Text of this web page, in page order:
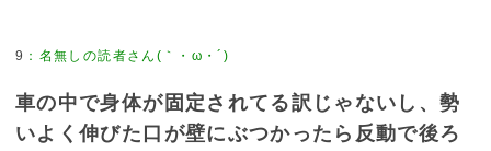
9 ： 名無しの読者さん(｀・ω・´)
車の中で身体が固定されてる訳じゃないし、勢
いよく伸びた口が壁にぶつかったら反動で後ろ